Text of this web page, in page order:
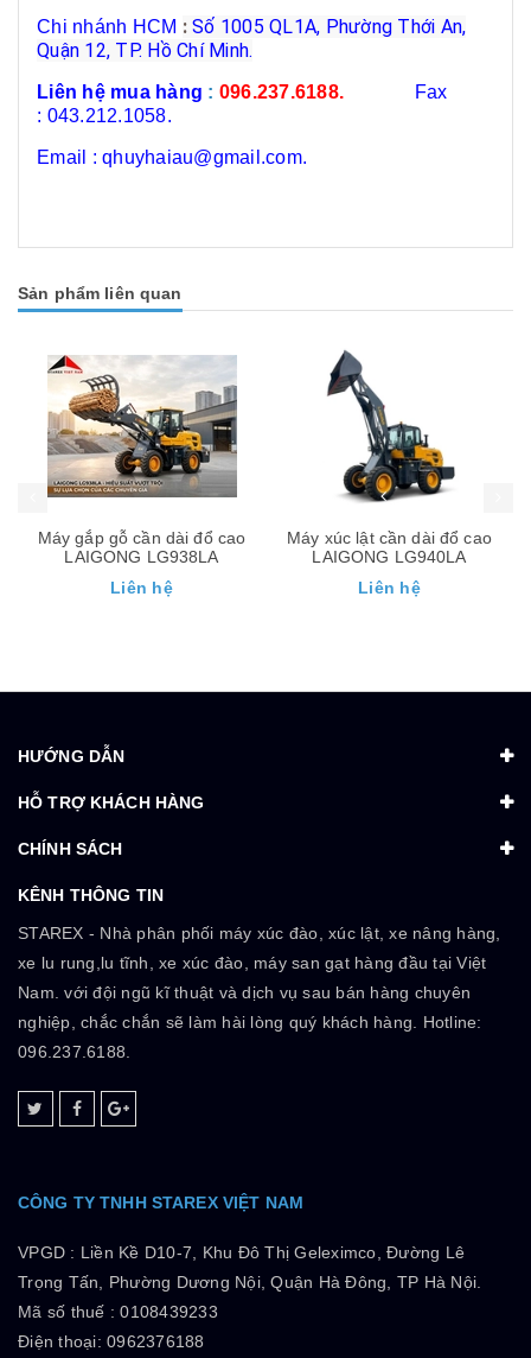
Chi nhánh HCM : Số 1005 QL1A, Phường Thới An,
Quận 12, TP. Hồ Chí Minh.
Liên hệ mua hàng : 096.237.6188.
Fax
: 043.212.1058.
Email : qhuyhaiau@gmail.com.
Sản phẩm liên quan
Máy gắp gỗ cần dài đổ cao
LAIGONG LG938LA
Liên hệ
Máy xúc lật cần dài đổ cao
LAIGONG LG940LA
Liên hệ
HƯỚNG DẪN
HỖ TRỢ KHÁCH HÀNG
CHÍNH SÁCH
KÊNH THÔNG TIN
STAREX - Nhà phân phối máy xúc đào, xúc lật, xe nâng hàng,
xe lu rung,lu tĩnh, xe xúc đào, máy san gạt hàng đầu tại Việt
Nam. với đội ngũ kĩ thuật và dịch vụ sau bán hàng chuyên
nghiệp, chắc chắn sẽ làm hài lòng quý khách hàng. Hotline:
096.237.6188.
CÔNG TY TNHH STAREX VIỆT NAM
VPGD : Liền Kề D10-7, Khu Đô Thị Geleximco, Đường Lê
Trọng Tấn, Phường Dương Nội, Quận Hà Đông, TP Hà Nội.
Mã số thuế :0108439233
Điện thoại: 0962376188